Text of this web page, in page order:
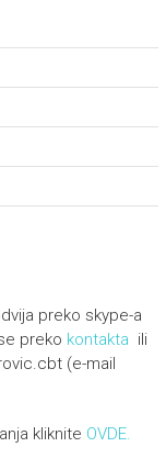
preko skype-a
preko kontakta ili
(e-mail
kliknite OVDE.